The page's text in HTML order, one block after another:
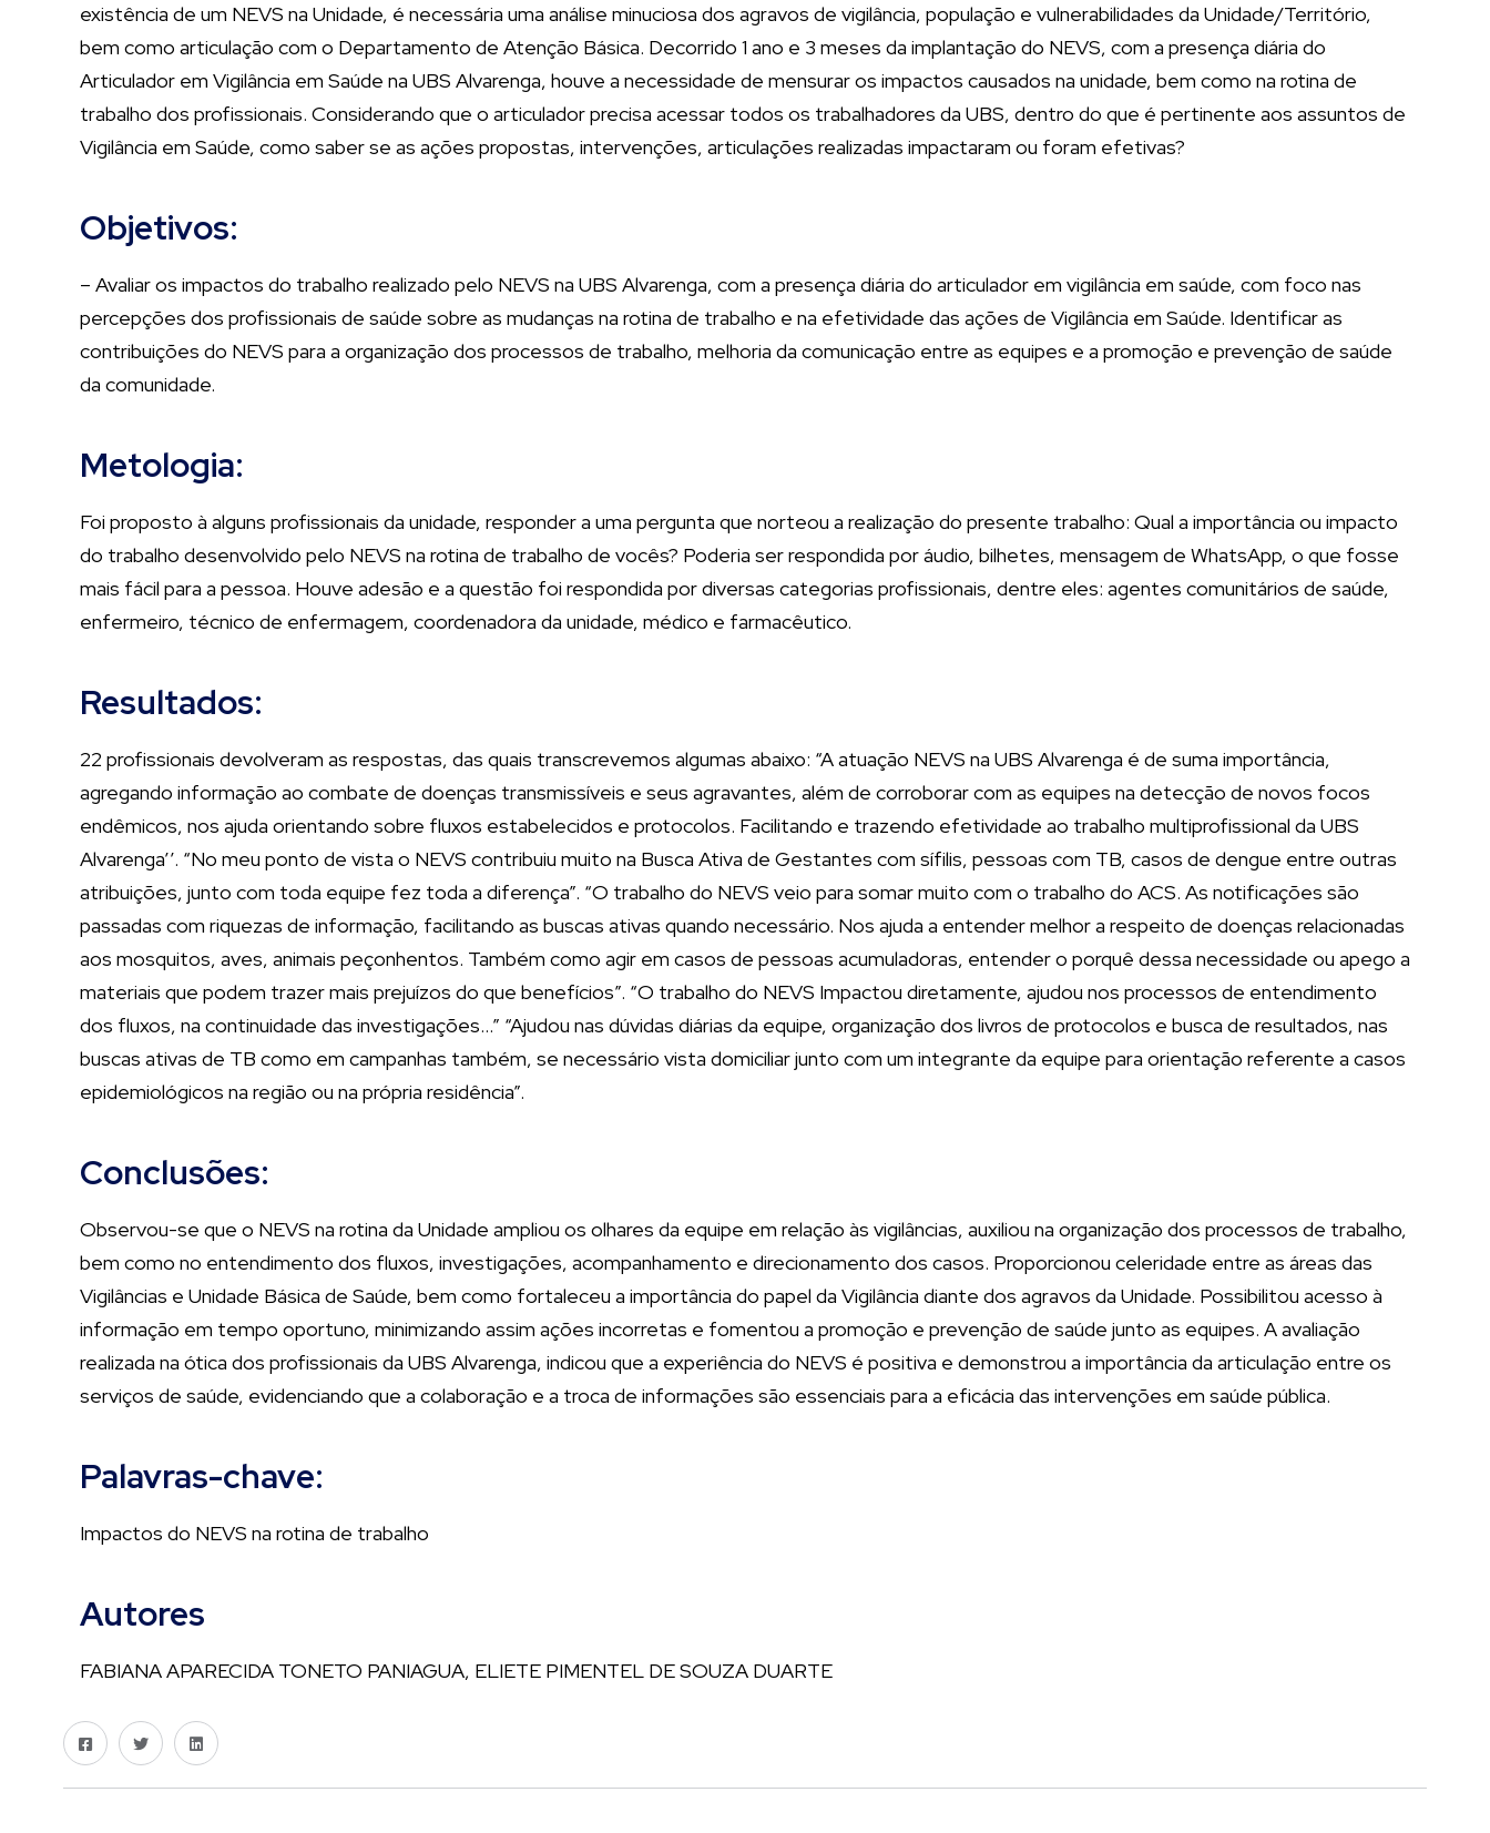
existência de um NEVS na Unidade, é necessária uma análise minuciosa dos agravos de vigilância, população e vulnerabilidades da Unidade/Território,
bem como articulação com o Departamento de Atenção Básica. Decorrido 1 ano e 3 meses da implantação do NEVS, com a presença diária do
Articulador em Vigilância em Saúde na UBS Alvarenga, houve a necessidade de mensurar os impactos causados na unidade, bem como na rotina de
trabalho dos profissionais. Considerando que o articulador precisa acessar todos os trabalhadores da UBS, dentro do que é pertinente aos assuntos de
Vigilância em Saúde, como saber se as ações propostas, intervenções, articulações realizadas impactaram ou foram efetivas?
Objetivos:
– Avaliar os impactos do trabalho realizado pelo NEVS na UBS Alvarenga, com a presença diária do articulador em vigilância em saúde, com foco nas
percepções dos profissionais de saúde sobre as mudanças na rotina de trabalho e na efetividade das ações de Vigilância em Saúde. Identificar as
contribuições do NEVS para a organização dos processos de trabalho, melhoria da comunicação entre as equipes e a promoção e prevenção de saúde
da comunidade.
Metologia:
Foi proposto à alguns profissionais da unidade, responder a uma pergunta que norteou a realização do presente trabalho: Qual a importância ou impacto
do trabalho desenvolvido pelo NEVS na rotina de trabalho de vocês? Poderia ser respondida por áudio, bilhetes, mensagem de WhatsApp, o que fosse
mais fácil para a pessoa. Houve adesão e a questão foi respondida por diversas categorias profissionais, dentre eles: agentes comunitários de saúde,
enfermeiro, técnico de enfermagem, coordenadora da unidade, médico e farmacêutico.
Resultados:
22 profissionais devolveram as respostas, das quais transcrevemos algumas abaixo: “A atuação NEVS na UBS Alvarenga é de suma importância,
agregando informação ao combate de doenças transmissíveis e seus agravantes, além de corroborar com as equipes na detecção de novos focos
endêmicos, nos ajuda orientando sobre fluxos estabelecidos e protocolos. Facilitando e trazendo efetividade ao trabalho multiprofissional da UBS
Alvarenga’’. “No meu ponto de vista o NEVS contribuiu muito na Busca Ativa de Gestantes com sífilis, pessoas com TB, casos de dengue entre outras
atribuições, junto com toda equipe fez toda a diferença”. “O trabalho do NEVS veio para somar muito com o trabalho do ACS. As notificações são
passadas com riquezas de informação, facilitando as buscas ativas quando necessário. Nos ajuda a entender melhor a respeito de doenças relacionadas
aos mosquitos, aves, animais peçonhentos. Também como agir em casos de pessoas acumuladoras, entender o porquê dessa necessidade ou apego a
materiais que podem trazer mais prejuízos do que benefícios”. “O trabalho do NEVS Impactou diretamente, ajudou nos processos de entendimento
dos fluxos, na continuidade das investigações…” “Ajudou nas dúvidas diárias da equipe, organização dos livros de protocolos e busca de resultados, nas
buscas ativas de TB como em campanhas também, se necessário vista domiciliar junto com um integrante da equipe para orientação referente a casos
epidemiológicos na região ou na própria residência”.
Conclusões:
Observou-se que o NEVS na rotina da Unidade ampliou os olhares da equipe em relação às vigilâncias, auxiliou na organização dos processos de trabalho,
bem como no entendimento dos fluxos, investigações, acompanhamento e direcionamento dos casos. Proporcionou celeridade entre as áreas das
Vigilâncias e Unidade Básica de Saúde, bem como fortaleceu a importância do papel da Vigilância diante dos agravos da Unidade. Possibilitou acesso à
informação em tempo oportuno, minimizando assim ações incorretas e fomentou a promoção e prevenção de saúde junto as equipes. A avaliação
realizada na ótica dos profissionais da UBS Alvarenga, indicou que a experiência do NEVS é positiva e demonstrou a importância da articulação entre os
serviços de saúde, evidenciando que a colaboração e a troca de informações são essenciais para a eficácia das intervenções em saúde pública.
Palavras-chave:
Impactos do NEVS na rotina de trabalho
Autores
FABIANA APARECIDA TONETO PANIAGUA, ELIETE PIMENTEL DE SOUZA DUARTE